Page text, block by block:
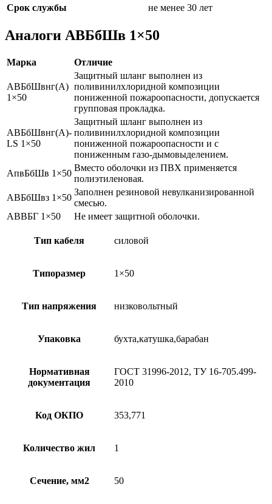
Срок службы
не менее 30 лет
Аналоги АВБбШв 1×50
Марка Отличие
АВБбШвнг(А)
1×50
Защитный шланг выполнен из
поливинилхлоридной композиции
пониженной пожароопасности, допускается
групповая прокладка.
АВБбШвнг(А)-
LS 1×50
Защитный шланг выполнен из
поливинилхлоридной композиции
пониженной пожароопасности и с
пониженным газо-дымовыделением.
АпвБбШв 1×50
Вместо оболочки из ПВХ применяется
полиэтиленовая.
АВБбШвз 1×50
Заполнен резиновой невулканизированной
смесью.
АВВБГ 1×50
Не имеет защитной оболочки.
Тип кабеля силовой
Типоразмер 1×50
Тип напряжения низковольтный
Упаковка бухта,катушка,барабан
Нормативная
документация
ГОСТ 31996-2012, ТУ 16-705.499-
2010
Код ОКПО 353,771
Количество жил 1
Сечение, мм2 50